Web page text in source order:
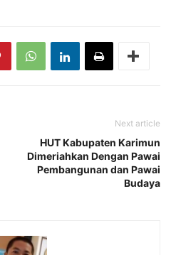
Next article
HUT Kabupaten Karimun
Dimeriahkan Dengan Pawai
Pembangunan dan Pawai
Budaya